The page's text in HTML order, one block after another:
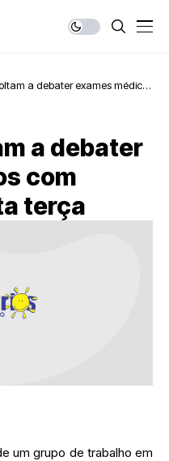
a debater exames médicos
a debater
com
terça
um grupo de trabalho em